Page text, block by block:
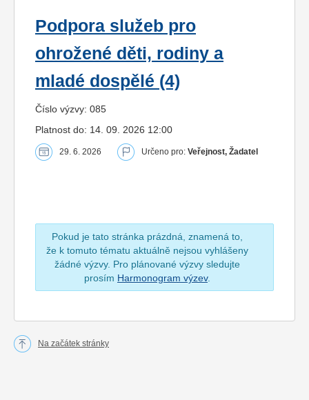
Podpora služeb pro
ohrožené děti, rodiny a
mladé dospělé (4)
Číslo výzvy: 085
Platnost do: 14. 09. 2026 12:00
29. 6. 2026 Určeno pro: Veřejnost, Žadatel
Pokud je tato stránka prázdná, znamená to,
že k tomuto tématu aktuálně nejsou vyhlášeny
žádné výzvy. Pro plánované výzvy sledujte
prosím Harmonogram výzev.
Na začátek stránky